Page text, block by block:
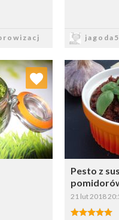
listę:
Pesto z
21 lut 2018